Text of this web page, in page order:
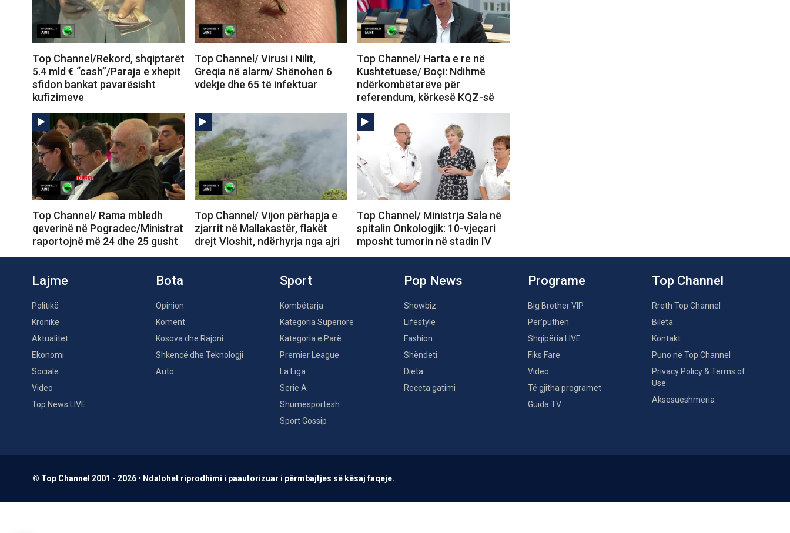
Top Channel/Rekord, shqiptarët
5.4 mld € “cash”/Paraja e xhepit
sfidon bankat pavarësisht
kufizimeve
Top Channel/ Virusi i Nilit,
Greqia në alarm/ Shënohen 6
vdekje dhe 65 të infektuar
Top Channel/ Harta e re në
Kushtetuese/ Boçi: Ndihmë
ndërkombëtarëve për
referendum, kërkesë KQZ-së
Top Channel/ Rama mbledh
qeverinë në Pogradec/Ministrat
raportojnë më 24 dhe 25 gusht
Top Channel/ Vijon përhapja e
zjarrit në Mallakastër, flakët
drejt Vloshit, ndërhyrja nga ajri
Top Channel/ Ministrja Sala në
spitalin Onkologjik: 10-vjeçari
mposht tumorin në stadin IV
Lajme
Politikë
Kronikë
Aktualitet
Ekonomi
Sociale
Video
Top News LIVE
Bota
Opinion
Koment
Kosova dhe Rajoni
Shkencë dhe Teknologji
Auto
Sport
Kombëtarja
Kategoria Superiore
Kategoria e Parë
Premier League
La Liga
Serie A
Shumësportësh
Sport Gossip
Pop News
Showbiz
Lifestyle
Fashion
Shëndeti
Dieta
Receta gatimi
Programe
Big Brother VIP
Për’puthen
Shqipëria LIVE
Fiks Fare
Video
Të gjitha programet
Guida TV
Top Channel
Rreth Top Channel
Bileta
Kontakt
Puno në Top Channel
Privacy Policy & Terms of
Use
Aksesueshmëria
© Top Channel 2001 - 2026 • Ndalohet riprodhimi i paautorizuar i përmbajtjes së kësaj faqeje.